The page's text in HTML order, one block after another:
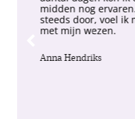
midden nog
steeds door, voel ik
met mijn wezen.
Anna Hendriks